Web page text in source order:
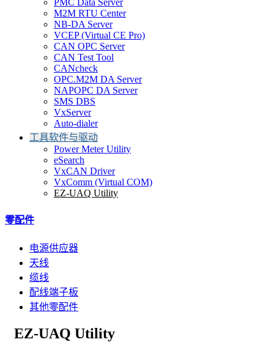
PMC Data Server
M2M RTU Center
NB-DA Server
VCEP (Virtual CE Pro)
CAN OPC Server
CAN Test Tool
CANcheck
OPC.M2M DA Server
NAPOPC DA Server
SMS DBS
VxServer
Auto-dialer
工具软件与驱动
Power Meter Utility
eSearch
VxCAN Driver
VxComm (Virtual COM)
EZ-UAQ Utility
零配件
电源供应器
天线
缆线
配线端子板
其他零配件
EZ-UAQ Utility